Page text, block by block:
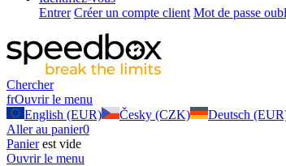
Entrer Créer un compte client Mot de passe
Chercher
frOuvrir le menu
English (EUR)
Česky (CZK) Deutsch
Aller au panier0
Panierest vide
Ouvrir le menu